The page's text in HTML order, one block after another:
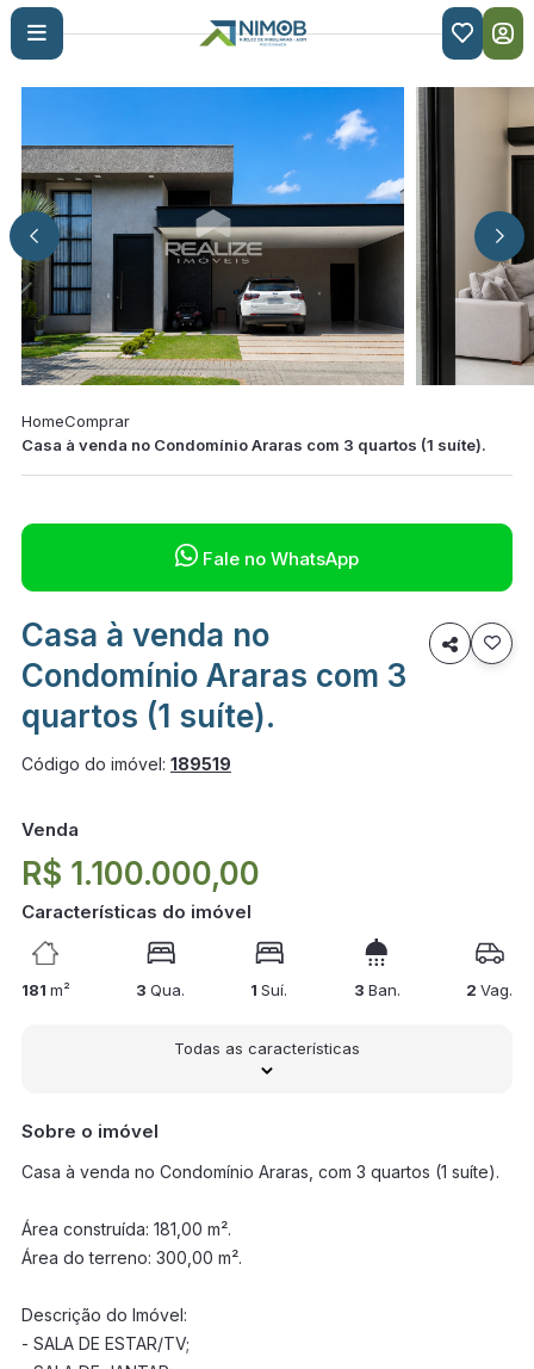

HomeComprar
Casa à venda no Condomínio Araras com 3 quartos (1 suíte).
 Fale no WhatsApp
Casa à venda no
Condomínio Araras com 3
quartos (1 suíte).

Código do imóvel: 189519
Venda
R$ 1.100.000,00
Características do imóvel
181 m² 3Qua. 1Suí. 3 Ban. 2Vag.
Todas as características
Sobre o imóvel
Casa à venda no Condomínio Araras, com 3 quartos (1 suíte).
Área construída: 181,00 m².
Área do terreno: 300,00 m².
Descrição do Imóvel:
- SALA DE ESTAR/TV;